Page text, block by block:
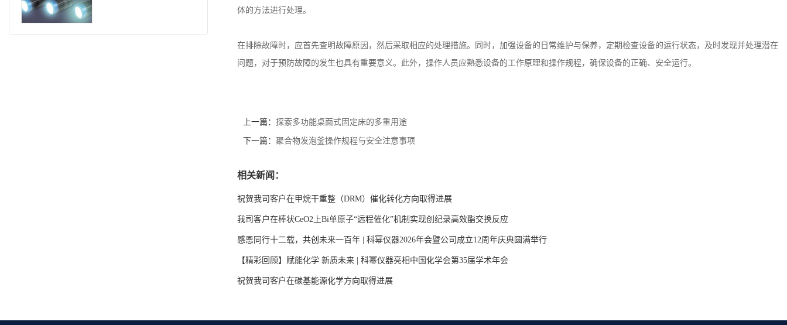
体的方法进行处理。
在排除故障时，应首先查明故障原因，然后采取相应的处理措施。同时，加强设备的日常维护与保养，定期检查设备的运行状态，及时发现并处理潜在
问题，对于预防故障的发生也具有重要意义。此外，操作人员应熟悉设备的工作原理和操作规程，确保设备的正确、安全运行。
上一篇： 探索多功能桌面式固定床的多重用途
下一篇： 聚合物发泡釜操作规程与安全注意事项
相关新闻：
祝贺我司客户在甲烷干重整（DRM）催化转化方向取得进展
我司客户在棒状CeO2上Bi单原子“远程催化”机制实现创纪录高效酯交换反应
感恩同行十二载，共创未来一百年 | 科幂仪器2026年会暨公司成立12周年庆典圆满举行
【精彩回顾】赋能化学 新质未来 | 科幂仪器亮相中国化学会第35届学术年会
祝贺我司客户在碳基能源化学方向取得进展